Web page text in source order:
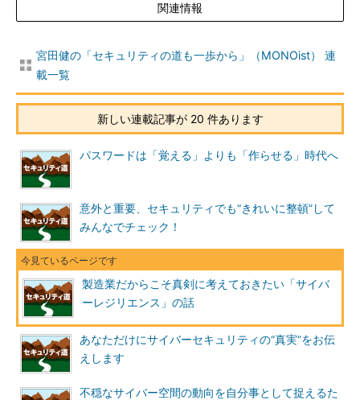
関連情報
宮田健の「セキュリティの道も一歩から」（MONOist） 連
載一覧
新しい連載記事が 20 件あります
パスワードは「覚える」よりも「作らせる」時代へ
意外と重要、セキュリティでも“きれいに整頓”して
みんなでチェック！
製造業だからこそ真剣に考えておきたい「サイバ
ーレジリエンス」の話
あなただけにサイバーセキュリティの“真実”をお伝
えします
不穏なサイバー空間の動向を自分事として捉えるた